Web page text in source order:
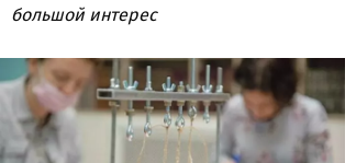
большой интерес